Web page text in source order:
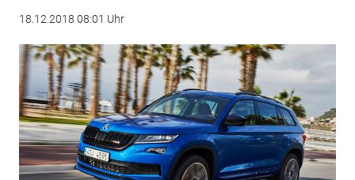
18.12.2018 08:01 Uhr